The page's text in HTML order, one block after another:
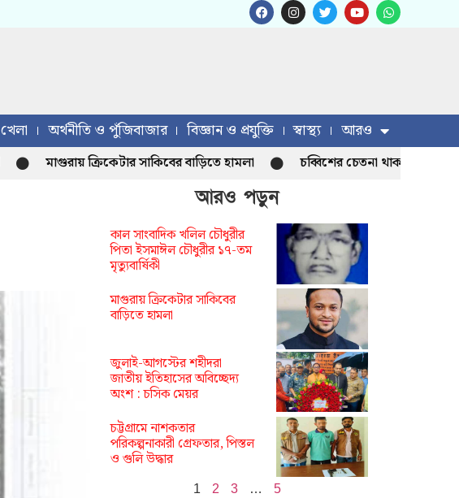
খেলা অর্থনীতি ও পুঁজিবাজার বিজ্ঞান ও প্রযুক্তি স্বাস্থ্য আরও
মাগুরায় ক্রিকেটার সাকিবের বাড়িতে হামলা চব্বিশের চেতনা থাকলে হাসিনা আসতে
আরও পড়ুন
কাল সাংবাদিক খলিল চৌধুরীর
পিতা ইসমাঈল চৌধুরীর ১৭-তম
মৃত্যুবার্ষিকী
মাগুরায় ক্রিকেটার সাকিবের
বাড়িতে হামলা
জুলাই-আগস্টের শহীদরা
জাতীয় ইতিহাসের অবিচ্ছেদ্য
অংশ : চসিক মেয়র
চট্টগ্রামে নাশকতার
পরিকল্পনাকারী গ্রেফতার, পিস্তল
ও গুলি উদ্ধার
1 2 3 … 5